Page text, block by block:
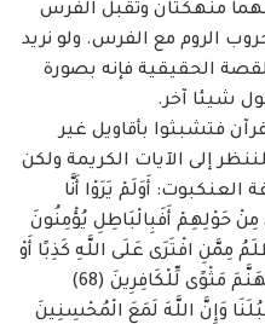
منهكتان وتقبل الفرس
الروم مع الفرس. ولو نريد
‏الحقيقية فإنه بصورة
شيئا آخر.
فتشبثوا بأقاويل غير
إلى الآيات الكريمة ولكن
العنكبوت: أَوَلَمْ يَرَوْا أَنَّا
حَوْلِهِمْ أَفَبِالْبَاطِلِ يُؤْمِنُونَ
(67) وَمَنْ أَظْلَمُ مِمَّنِ افْتَرَى عَلَى اللَّهِ ‏كَذِبًا أَوْ
كَذَّبَ بِالْحَقِّ لَمَّا جَاءهُ أَلَيْسَ فِي جَهَنَّمَ مَثْوًى لِّلْكَافِرِينَ (68)
‏وَإِنَّ اللَّهَ لَمَعَ الْمُحْسِنِينَ